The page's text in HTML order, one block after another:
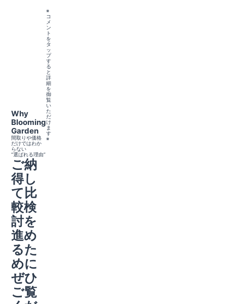
Why
Blooming
Garden
間取りや価格
だけではわか
らない
“選ばれる理由”
ご納
得し
て比
較検
討を
進め
るた
めに
ぜひ
ご覧
※
コ
メ
ン
ト
を
タ
ッ
プ
す
る
と
詳
細
を
御
覧
い
た
だ
け
ま
す
※